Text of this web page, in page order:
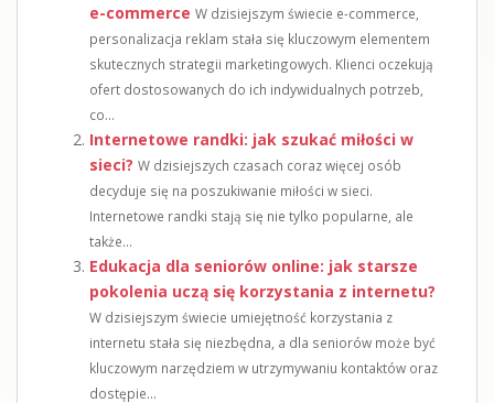
e-commerce W dzisiejszym świecie e-commerce,
personalizacja reklam stała się kluczowym elementem
skutecznych strategii marketingowych. Klienci oczekują
ofert dostosowanych do ich indywidualnych potrzeb,
co...
Internetowe randki: jak szukać miłości w
sieci? W dzisiejszych czasach coraz więcej osób
decyduje się na poszukiwanie miłości w sieci.
Internetowe randki stają się nie tylko popularne, ale
także...
Edukacja dla seniorów online: jak starsze
pokolenia uczą się korzystania z internetu?
W dzisiejszym świecie umiejętność korzystania z
internetu stała się niezbędna, a dla seniorów może być
kluczowym narzędziem w utrzymywaniu kontaktów oraz
dostępie...